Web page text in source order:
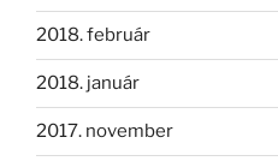
2018. február
2018. január
2017. november